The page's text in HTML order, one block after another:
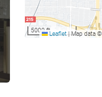
5000 ftLeaflet |Map data ©